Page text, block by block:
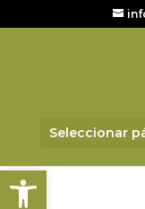
Abrir barra de
Seleccionar